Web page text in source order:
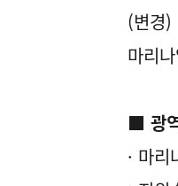
(변경)
마리
■ 광
· 마리